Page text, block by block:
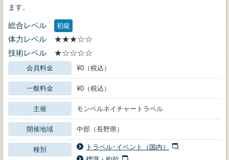
ます。
総合レベル 初級
体力レベル
★★★☆☆
技術レベル
★☆☆☆☆
会員料金 ¥0（税込）
一般料金 ¥0（税込）
主催 モンベルネイチャートラベル
開催地域 中部（長野県）
種別
トラベル･イベント（国内）